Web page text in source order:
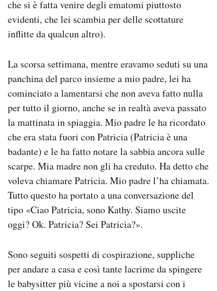
che si è fatta venire degli ematomi piuttosto
evidenti, che lei scambia per delle scottature
inflitte da qualcun altro).
La scorsa settimana, mentre eravamo seduti su una
panchina del parco insieme a mio padre, lei ha
cominciato a lamentarsi che non aveva fatto nulla
per tutto il giorno, anche se in realtà aveva passato
la mattinata in spiaggia. Mio padre le ha ricordato
che era stata fuori con Patricia (Patricia è una
badante) e le ha fatto notare la sabbia ancora sulle
scarpe. Mia madre non gli ha creduto. Ha detto che
voleva chiamare Patricia. Mio padre l’ha chiamata.
Tutto questo ha portato a una conversazione del
tipo «Ciao Patricia, sono Kathy. Siamo uscite
oggi? Ok. Patricia? Sei Patricia?».
Sono seguiti sospetti di cospirazione, suppliche
per andare a casa e così tante lacrime da spingere
le babysitter più vicine a noi a spostarsi con i